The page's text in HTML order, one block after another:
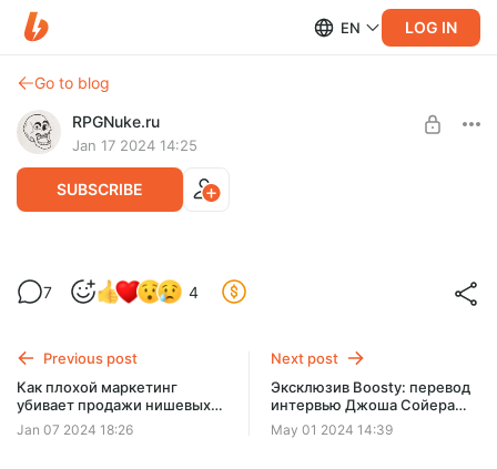
EN LOG IN
Go to blog
RPGNuke.ru
Jan 17 2024 14:25
SUBSCRIBE
Как Versus Evil хоронила Pillars of
Eternity II
Level required:
SUBSCRIBE
7 4
Previous post
Как плохой маркетинг
убивает продажи нишевых
RPG и почему тематические
сайты — лучшие друзья
Jan 07 2024 18:26
Next post
Эксклюзив Boosty: перевод
интервью Джоша Сойера
изданию Rock, Paper,
Shotgun
May 01 2024 14:39